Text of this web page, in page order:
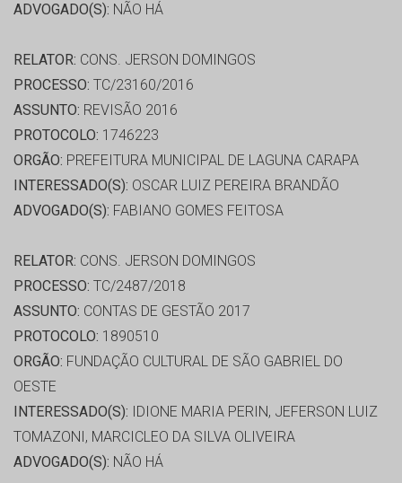
ADVOGADO(S): NÃO HÁ
RELATOR: CONS. JERSON DOMINGOS
PROCESSO: TC/23160/2016
ASSUNTO: REVISÃO 2016
PROTOCOLO: 1746223
ORGÃO: PREFEITURA MUNICIPAL DE LAGUNA CARAPA
INTERESSADO(S): OSCAR LUIZ PEREIRA BRANDÃO
ADVOGADO(S): FABIANO GOMES FEITOSA
RELATOR: CONS. JERSON DOMINGOS
PROCESSO: TC/2487/2018
ASSUNTO: CONTAS DE GESTÃO 2017
PROTOCOLO: 1890510
ORGÃO: FUNDAÇÃO CULTURAL DE SÃO GABRIEL DO
OESTE
INTERESSADO(S): IDIONE MARIA PERIN, JEFERSON LUIZ
TOMAZONI, MARCICLEO DA SILVA OLIVEIRA
ADVOGADO(S): NÃO HÁ